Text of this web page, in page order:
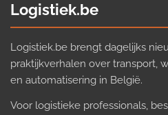
Logistiek.be
Logistiek.be brengt dagelijks
praktijkverhalen over transport,
en automatisering in België.
Voor logistieke professionals,